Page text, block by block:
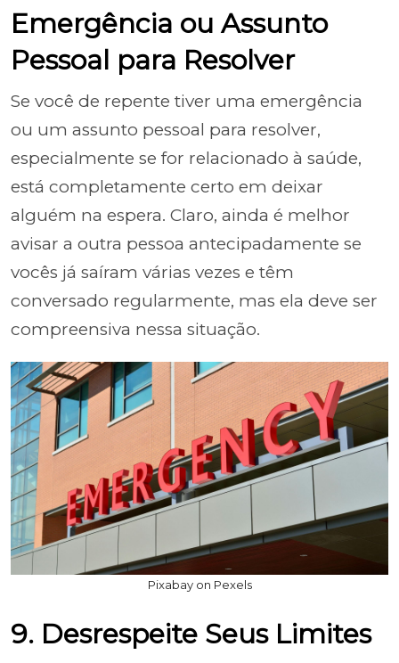
Emergência ou Assunto
Pessoal para Resolver
Se você de repente tiver uma emergência
ou um assunto pessoal para resolver,
especialmente se for relacionado à saúde,
está completamente certo em deixar
alguém na espera. Claro, ainda é melhor
avisar a outra pessoa antecipadamente se
vocês já saíram várias vezes e têm
conversado regularmente, mas ela deve ser
compreensiva nessa situação.
Pixabay on Pexels
9. Desrespeite Seus Limites